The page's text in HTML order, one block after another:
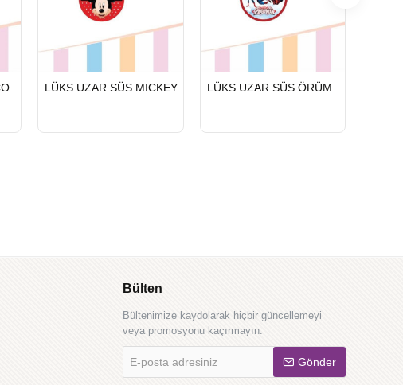
LÜKS UZAR SÜS UNICORN
HIZLI
GÖNDERİ
LÜKS UZAR SÜS MICKEY
HIZLI
GÖNDERİ
LÜKS UZAR SÜS ÖRÜMCEK ADAM
Bülten
Bültenimize kaydolarak hiçbir güncellemeyi
veya promosyonu kaçırmayın.
posta
Gönder